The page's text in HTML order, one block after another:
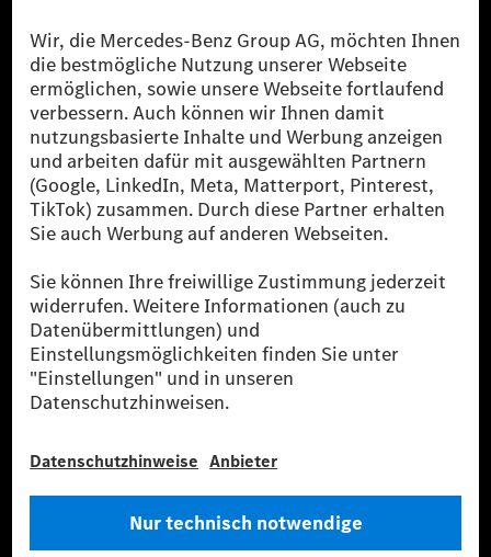
[1] Bilanziell CO₂-neutral bedeutet, dass nicht vermiedene oder nicht
reduzierte CO₂-Emissionen bei der Mercedes-Benz Group durch
zertifizierte Ausgleichsprojekte kompensiert werden.
[2] Renewable Charging ist ein integraler Bestandteil von MB.CHARGE
Public in Europa, den USA, Kanada und China. Sofern an der jeweiligen
Ladestation noch kein Strom aus erneuerbaren Energien vorliegt,
verwendet Renewable Charging Grünstromzertifikate*. Diese stellen
sicher, dass für Ladevorgänge über MB.CHARGE Public eine äquivalente
Strommenge aus erneuerbaren Energien ins Stromnetz eingespeist wird.
* Inkl. EKOenergy Ökolabel
* Die angegebenen Werte wurden nach dem vorgeschriebenen
Messverfahren WLTP (Worldwide harmonised Light vehicles Test
Procedure) ermittelt. Die angegebenen Spannweiten beziehen sich auf
den europäischen Markt. Der Energieverbrauch und der CO₂-Ausstoß
eines Pkw sind nicht nur von der effizienten Ausnutzung des Kraftstoffs
bzw. des Energieträgers durch den Pkw, sondern auch vom Fahrstil und
** Der Stromverbrauch wurde auf der Grundlage der VO 692/2008/EG
Fahrzeugkonfiguration.
*** Angaben zum Stromverbrauch und zur Reichweite sind vorläufig und
wurden intern nach Maßgabe der Zertifizierungsmethode „WLTP-